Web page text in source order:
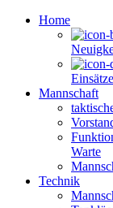
Home
Einsätze
Mannschaft
Warte
Technik